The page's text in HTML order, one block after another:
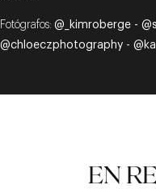
Fotógrafos: @_kimroberge -
@chloeczphotography -
EN